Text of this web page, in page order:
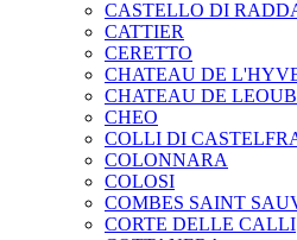
CASTELLO DI
CATTIER
CERETTO
CHATEAU DE
CHATEAU DE
CHEO
COLLI DI
COLONNARA
COLOSI
COMBES SAINT
CORTE DELLE CALLI